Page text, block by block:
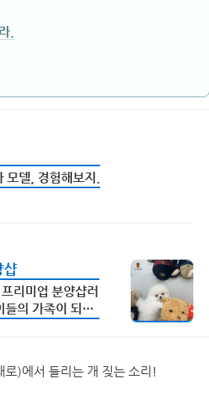
.
델, 경험해보지.
샵
리미업 분양샵러
들의 가족이 되어
로)에서 들리는 개 짖는 소리!